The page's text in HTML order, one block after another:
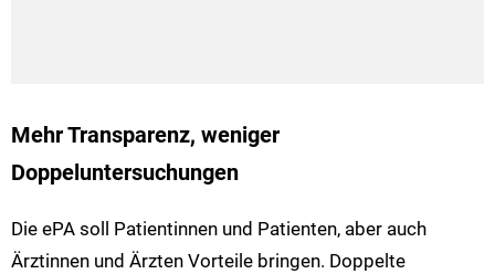
Mehr Transparenz, weniger
Doppeluntersuchungen
Die ePA soll Patientinnen und Patienten, aber auch
Ärztinnen und Ärzten Vorteile bringen. Doppelte